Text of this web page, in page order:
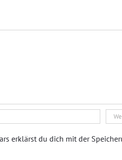
erklärst du dich mit der